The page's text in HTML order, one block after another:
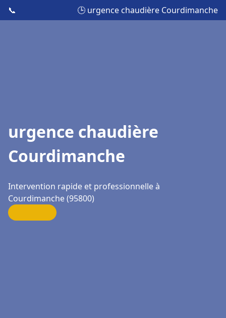
📞 🕒 urgence chaudière Courdimanche
urgence chaudière
Courdimanche
Intervention rapide et professionnelle à
Courdimanche (95800)